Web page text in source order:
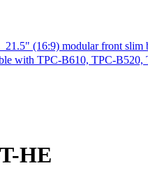
21.5" (16:9) modular front slim
with TPC-B610, TPC-B520,
HE